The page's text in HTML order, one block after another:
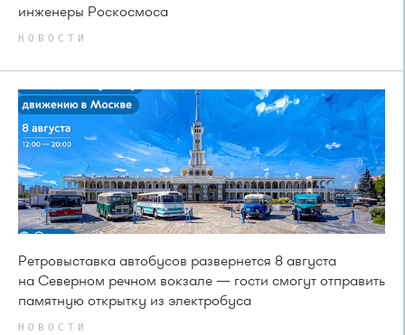
инженеры Роскосмоса
НОВОСТИ
Ретровыставка автобусов развернется 8 августа
на Северном речном вокзале — гости смогут отправить
памятную открытку из электробуса
НОВОСТИ